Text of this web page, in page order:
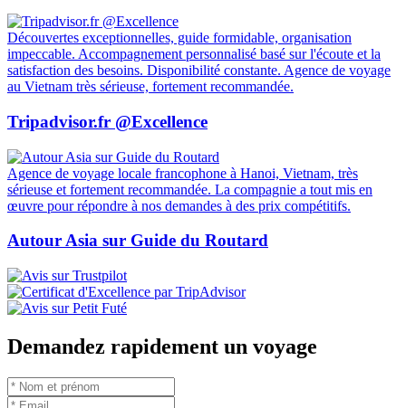
Découvertes exceptionnelles, guide formidable, organisation
impeccable. Accompagnement personnalisé basé sur l'écoute et la
satisfaction des besoins. Disponibilité constante. Agence de voyage
au Vietnam très sérieuse, fortement recommandée.
Tripadvisor.fr @Excellence
Agence de voyage locale francophone à Hanoi, Vietnam, très
sérieuse et fortement recommandée. La compagnie a tout mis en
œuvre pour répondre à nos demandes à des prix compétitifs.
Autour Asia sur Guide du Routard
Demandez rapidement un voyage